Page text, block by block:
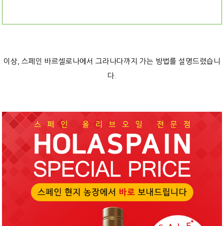
이상, 스페인 바르셀로나에서 그라나다까지 가는 방법를 설명드렸습니
다.